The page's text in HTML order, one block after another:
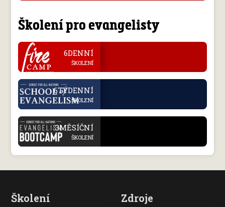
Školení pro evangelisty
. 6DENNÍ
ŠKOLENÍ
. 6TÝDENNÍ
ŠKOLENÍ
. 3MĚSÍČNÍ
ŠKOLENÍ
Školení Zdroje